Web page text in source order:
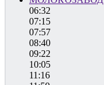
06:32
07:15
07:57
08:40
09:22
10:05
11:16